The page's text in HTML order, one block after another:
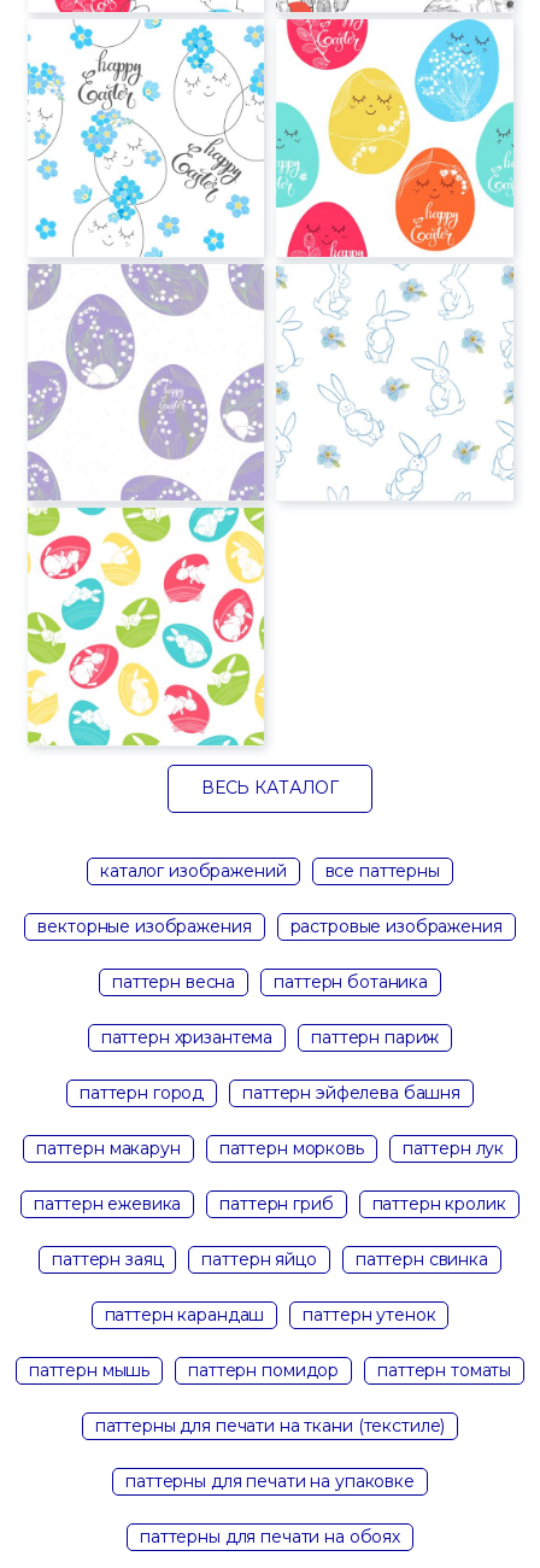
ВЕСЬ КАТАЛОГ
каталог изображений все паттерны
векторные изображения растровые изображения
паттерн весна паттерн ботаника
паттерн хризантема паттерн париж
паттерн город паттерн эйфелева башня
паттерн макарун паттерн морковь паттерн лук
паттерн ежевика паттерн гриб паттерн кролик
паттерн заяц паттерн яйцо паттерн свинка
паттерн карандаш паттерн утенок
паттерн мышь паттерн помидор паттерн томаты
паттерны для печати на ткани (текстиле)
паттерны для печати на упаковке
паттерны для печати на обоях